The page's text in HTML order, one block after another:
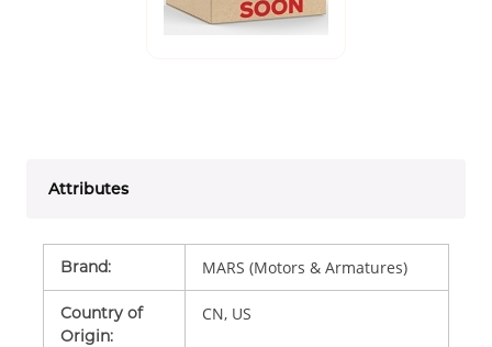
Attributes
Brand: MARS (Motors & Armatures)
Country of
Origin:
CN, US